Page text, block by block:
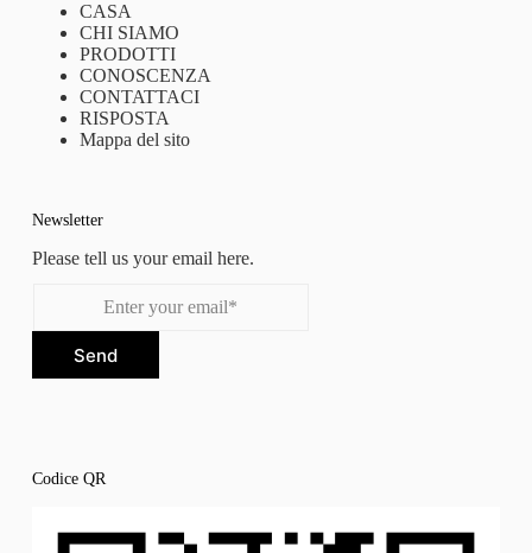
CASA
CHI SIAMO
PRODOTTI
CONOSCENZA
CONTATTACI
RISPOSTA
Mappa del sito
Newsletter
Please tell us your email here.
Send
Codice QR